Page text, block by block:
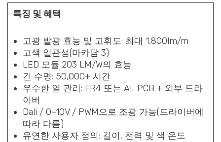
특징 및 혜택
고광 발광 효능 및 고휘도: 최대 1,800lm/m
고색 일관성(마카담 3)
LED 모듈 203 LM/W의 효능
긴 수명: 50,000+ 시간
우수한 열 관리: FR4 또는 AL PCB + 외부 드라
이버
Dali / 0–10V / PWM으로 조광 가능(드라이버에
따라 다름)
유연한 사용자 정의: 길이, 전력 및 색 온도